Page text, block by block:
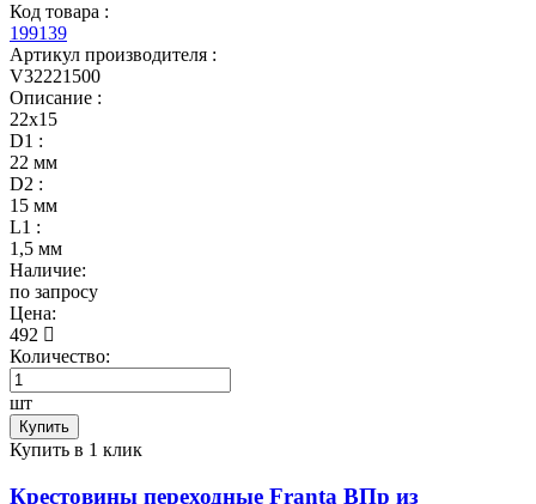
Код товара :
199139
Артикул производителя :
V32221500
Описание :
22х15
D1 :
22 мм
D2 :
15 мм
L1 :
1,5 мм
Наличие:
по запросу
Цена:
492
Количество:
шт
Купить
Купить в 1 клик
Крестовины переходные Franta ВПр из